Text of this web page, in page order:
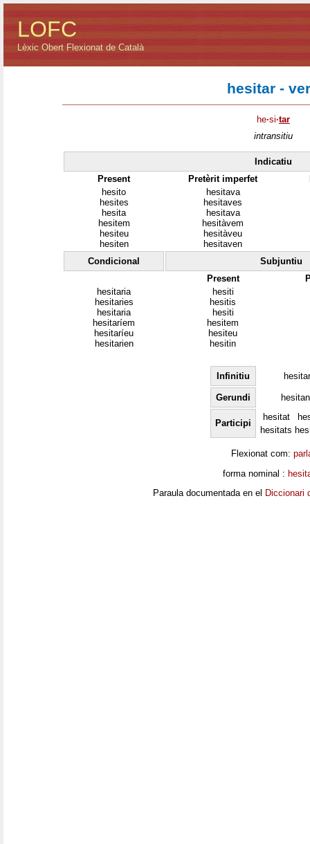
LOFC
Lèxic Obert Flexionat de Català
hesitar -
he·si·tar
intransitiu
Indicatiu
Present
Pretèrit imperfet
hesito
hesites
hesita
hesitem
hesiteu
hesiten
hesitava
hesitaves
hesitava
hesitàvem
hesitàveu
hesitaven
Condicional
Subjuntiu
Present
hesitaria
hesitaries
hesitaria
hesitaríem
hesitaríeu
hesitarien
hesiti
hesitis
hesiti
hesitem
hesiteu
hesitin
Infinitiu hesitar
Gerundi
Participi
hesitat
hesitats
Flexionat com:
forma nominal :
Paraula documentada en el Diccionari